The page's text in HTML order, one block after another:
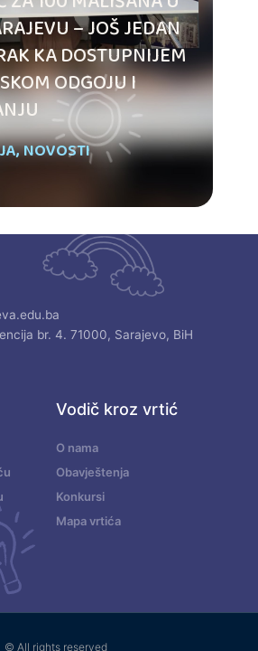
– JOŠ JEDAN
KA DOSTUPNIJEM
ODGOJU I
,NOVOSTI
br. 4. 71000, Sarajevo, BiH
Vodič kroz vrtić
O nama
Obavještenja
Konkursi
Mapa vrtića
© All rights reserved